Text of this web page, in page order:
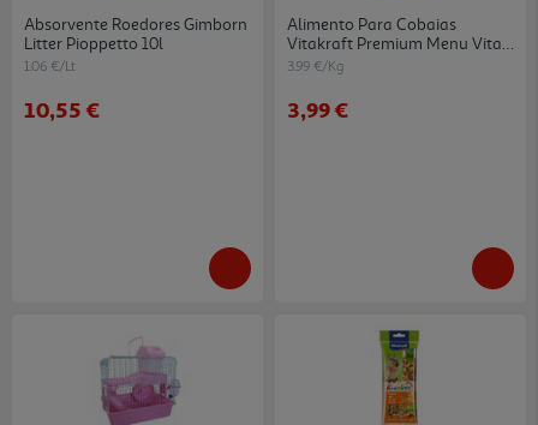
Absorvente Roedores Gimborn
Litter Pioppetto 10l
1.06 €/Lt
10,55 €
Alimento Para Cobaias
Vitakraft Premium Menu Vital
1kg
3.99 €/Kg
3,99 €